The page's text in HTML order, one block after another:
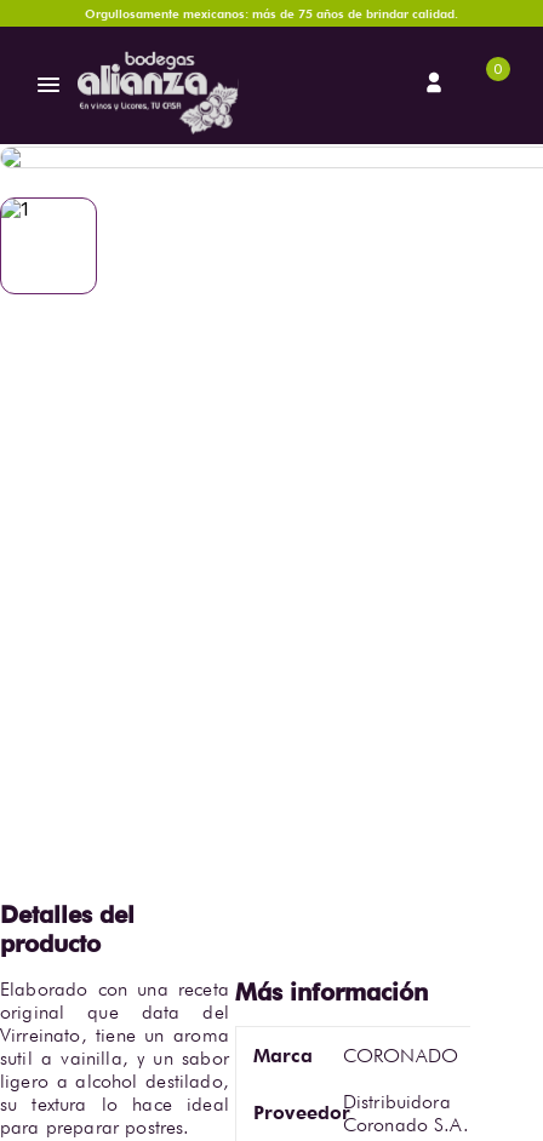
Orgullosamente mexicanos: más de 75 años de brindar calidad.
0
Elaborado con una receta
original que data del
Virreinato, tiene un aroma
sutil a vainilla, y un sabor
ligero a alcohol destilado,
su textura lo hace ideal
para preparar postres.
Marca CORONADO
ProveedorDistribuidora
Coronado S.A.